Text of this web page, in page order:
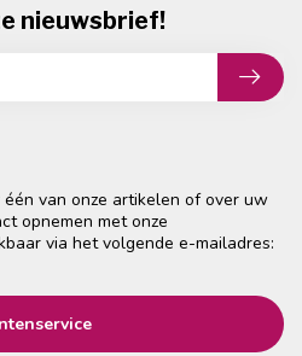
van onze artikelen of over uw
opnemen met onze
via het volgende e-mailadres:
nieuwsbrief!